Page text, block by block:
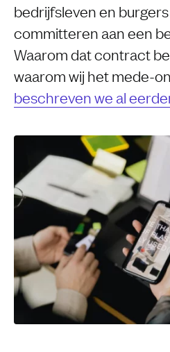
bedrijfsleven en
committeren aan een
Waarom dat contract
waarom wij het mede-
beschreven we al